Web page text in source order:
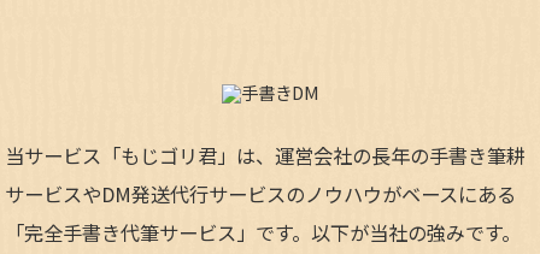
当サービス「もじゴリ君」は、運営会社の長年の手書き筆耕
サービスやDM発送代行サービスのノウハウがベースにある
「完全手書き代筆サービス」です。以下が当社の強みです。